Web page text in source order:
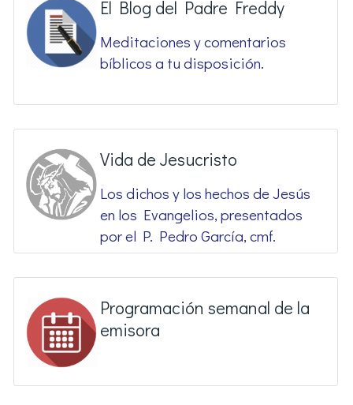
El Blog del Padre Freddy
Meditaciones y comentarios
bíblicos a tu disposición.
Vida de Jesucristo
Los dichos y los hechos de Jesús
en los Evangelios, presentados
por el P. Pedro García, cmf.
Programación semanal de la
emisora